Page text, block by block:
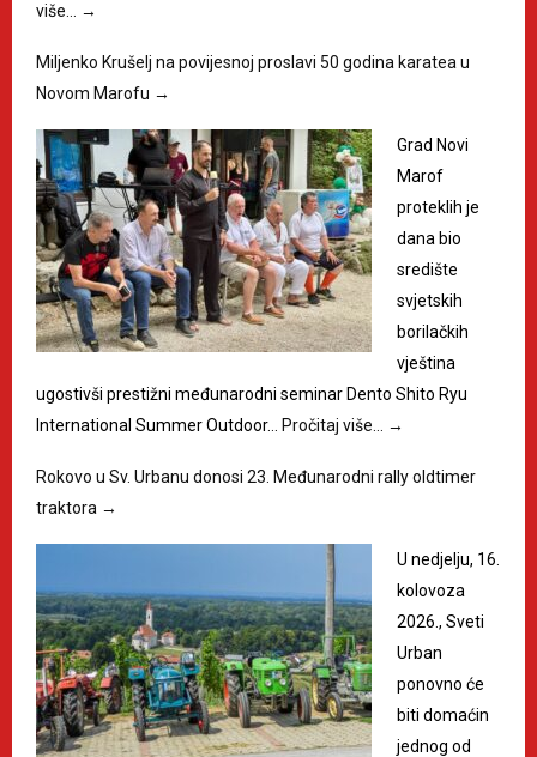
više…
→
Miljenko Krušelj na povijesnoj proslavi 50 godina karatea u
Novom Marofu →
Grad Novi
Marof
proteklih je
dana bio
središte
svjetskih
borilačkih
vještina
ugostivši prestižni međunarodni seminar Dento Shito Ryu
International Summer Outdoor…
Pročitaj više… →
Rokovo u Sv. Urbanu donosi 23. Međunarodni rally oldtimer
traktora →
U nedjelju, 16.
kolovoza
2026., Sveti
Urban
ponovno će
biti domaćin
jednog od